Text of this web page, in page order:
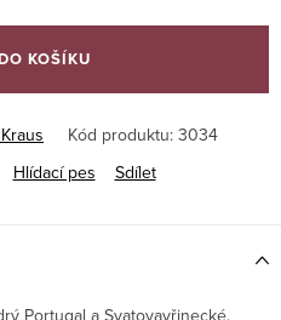
KOŠÍKU
Kód produktu: 3034
Hlídací pes Sdílet